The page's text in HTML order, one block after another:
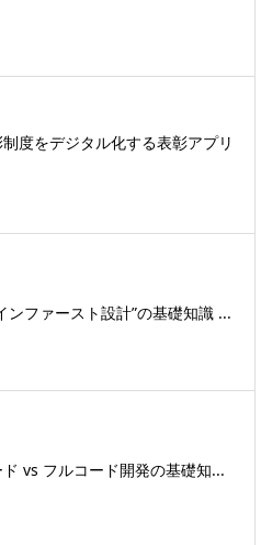
度をデジタル化する表彰アプリ
ンファースト設計”の基礎知識 ...
ド vs フルコード開発の基礎知...